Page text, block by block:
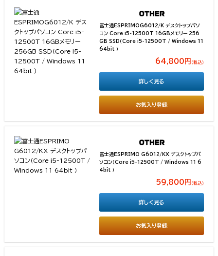
富士通ESPRIMOG6012/K デスクトップパソ
コン Core i5-12500T 16GBメモリー 256
GB SSD（Core i5-12500T / Windows 11
64bit ）
64,800円 （税込）
お気入り登録
詳しく見る
富士通ESPRIMO G6012/KX デスクトップパ
ソコン（Core i5-12500T / Windows 11 6
4bit ）
59,800円 （税込）
お気入り登録
詳しく見る